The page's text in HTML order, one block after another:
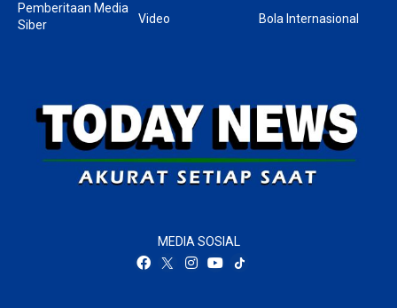
Pemberitaan Media
Siber
Video
Bola Internasional
MEDIA SOSIAL